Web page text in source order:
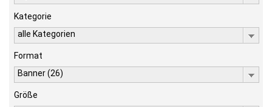
Kategorie
alle Kategorien
Format
Banner (26)
Größe